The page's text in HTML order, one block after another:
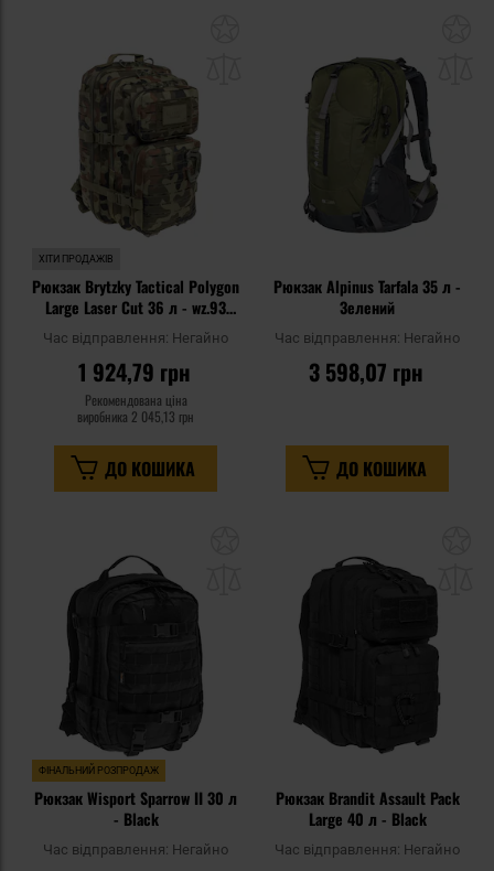
уподобань
ХІТИ ПРОДАЖІВ
Рюкзак Brytzky Tactical Polygon
Large Laser Cut 36 л - wz.93
Pantera PL Woodland
Час відправлення: Негайно
1 924,79 грн
Рекомендована ціна
виробника 2 045,13 грн
ДО КОШИКА
Рюкзак Alpinus Tarfala 35 л -
Зелений
Час відправлення: Негайно
3 598,07 грн
ДО КОШИКА
уподобань
ФІНАЛЬНИЙ РОЗПРОДАЖ
Рюкзак Wisport Sparrow II 30 л
- Black
Час відправлення: Негайно
Рюкзак Brandit Assault Pack
Large 40 л - Black
Час відправлення: Негайно